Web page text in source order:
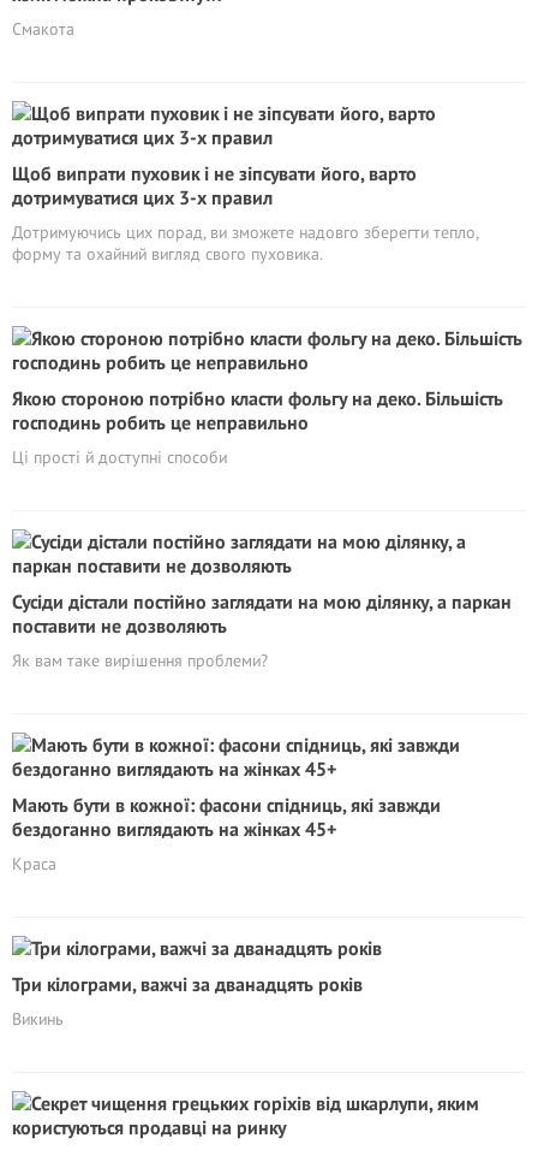
Смакота
Щоб випрати пуховик і не зіпсувати його, варто
дотримуватися цих 3-х правил
Дотримуючись цих порад, ви зможете надовго зберегти тепло,
форму та охайний вигляд свого пуховика.
Якою стороною потрібно класти фольгу на деко. Більшість
господинь робить це неправильно
Ці прості й доступні способи
Сусіди дістали постійно заглядати на мою ділянку, а паркан
поставити не дозволяють
Як вам таке вирішення проблеми?
Мають бути в кожної: фасони спідниць, які завжди
бездоганно виглядають на жінках 45+
Краса
Три кілограми, важчі за дванадцять років
Викинь